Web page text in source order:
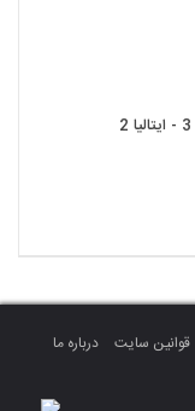
قوانین سایت
درباره ما